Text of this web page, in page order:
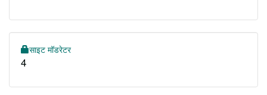
साइट मॉडरेटर
4